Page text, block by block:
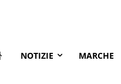
NOTIZIE MARCHE